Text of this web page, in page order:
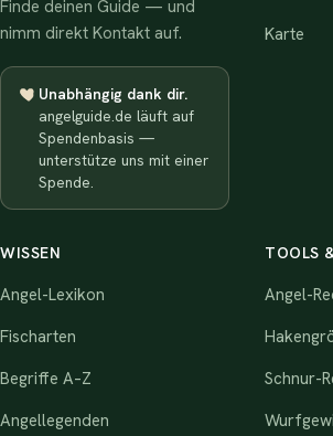
Finde deinen Guide — und
nimm direkt Kontakt auf.
Unabhängig dank dir.
angelguide.de läuft auf
Spendenbasis —
unterstütze uns mit einer
Spende.
Karte
WISSEN
Angel-Lexikon
Fischarten
Begriffe A–Z
Angellegenden
TOOLS
Angel-
Schnur-